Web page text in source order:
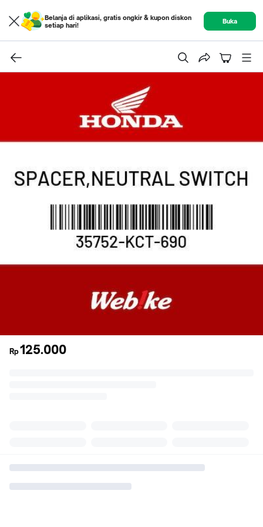
Belanja di aplikasi, gratis ongkir & kupon diskon
setiap hari!
Buka
Rp125.000